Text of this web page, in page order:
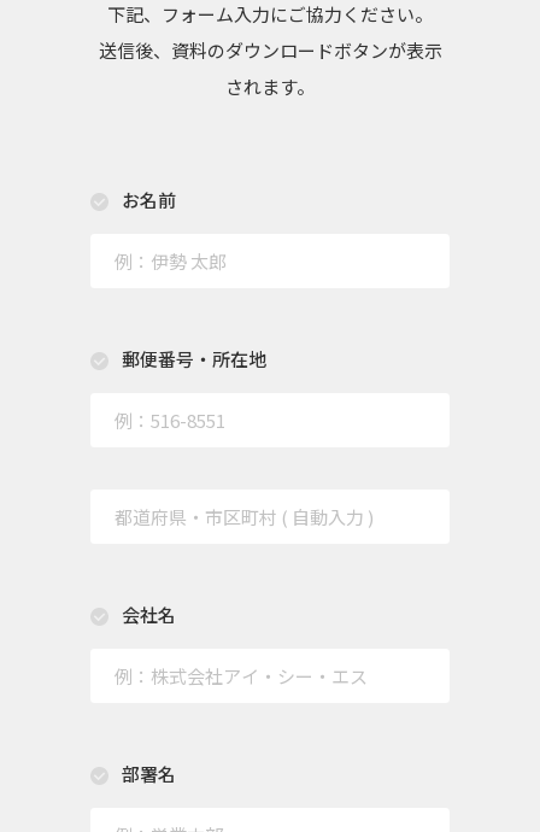
下記、フォーム入力にご協力ください。
送信後、資料のダウンロードボタンが表示
されます。
お名前
郵便番号・所在地
会社名
部署名